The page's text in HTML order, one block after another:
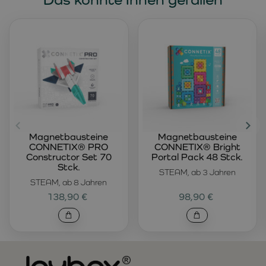
STEAM, ab 8 Jahren
Magnetbausteine
CONNETIX® PRO
Constructor Set 70
Stck.
138,90 €
STEAM, ab 3 Jahren
Magnetbausteine
CONNETIX® Bright
Portal Pack 48 Stck.
98,90 €